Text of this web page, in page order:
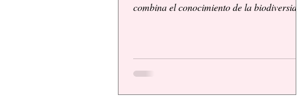
combina el conocimiento de la biodiversidad
una experiencia sensorial de calidad,
respondiendo a las exigencias de un